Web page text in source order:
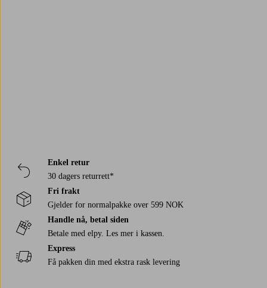
Enkel retur
30 dagers returrett*
Fri frakt
Gjelder for normalpakke over 599 NOK
Handle nå, betal siden
Betale med elpy. Les mer i kassen.
Express
Få pakken din med ekstra rask levering